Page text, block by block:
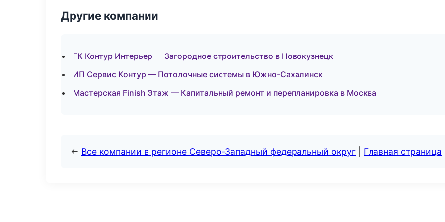
Другие компании
ГК Контур Интерьер — Загородное строительство в Новокузнецк
ИП Сервис Контур — Потолочные системы в Южно-Сахалинск
Мастерская Finish Этаж — Капитальный ремонт и перепланировка в Москва
← Все компании в регионе Северо-Западный федеральный округ Главная страница